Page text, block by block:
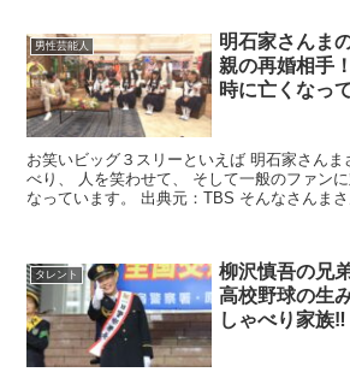
男性芸能人
明石家さんま
親の再婚相手
時に亡くなっ
お笑いビッグ３スリーといえば 明石家さんま
べり、 人を笑わせて、 そして一般のファン
なっています。 出典元：TBS そんなさんまさんですが、お笑いに対
タレント
柳沢慎吾の兄
高校野球の生
しゃべり家族‼